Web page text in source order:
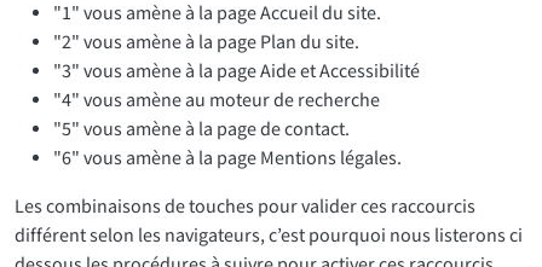
"1" vous amène à la page Accueil du site.
"2" vous amène à la page Plan du site.
"3" vous amène à la page Aide et Accessibilité
"4" vous amène au moteur de recherche
"5" vous amène à la page de contact.
"6" vous amène à la page Mentions légales.
Les combinaisons de touches pour valider ces raccourcis
différent selon les navigateurs, c’est pourquoi nous listerons ci